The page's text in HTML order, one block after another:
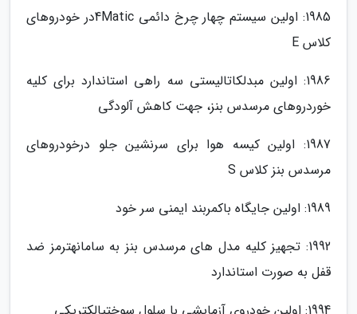
1985: اولین سیستم چهار چرخ دائمی 4Maticدر خودروهای
کلاس E
1986: اولین مبدلکاتالیستی سه راهی استاندارد برای کلیه
خوردروهای مرسدس بنز، جهت کاهش آلودگی
1987: اولین کیسه هوا برای سرنشین جلو درخودروهای
مرسدس بنز کلاس S
1989: اولین جایگاه باکمربند ایمنی سر خود
1992: تجهیز کلیه مدل­ های مرسدس بنز به سامانهترمز ضد
قفل به صورت استاندارد